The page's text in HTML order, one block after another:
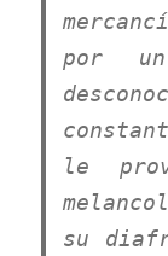
por
le
su